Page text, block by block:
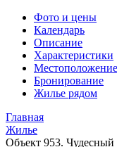
Фото и цены
Календарь
Описание
Характеристики
Местоположение
Бронирование
Жилье рядом
Главная
Жилье
Объект 953. Чудесный